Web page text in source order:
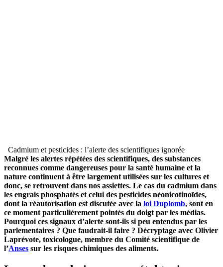
Cadmium et pesticides : l’alerte des scientifiques ignorée
Malgré les alertes répétées des scientifiques, des substances
reconnues comme dangereuses pour la santé humaine et la
nature continuent à être largement utilisées sur les cultures et
donc, se retrouvent dans nos assiettes. Le cas du cadmium dans
les engrais phosphatés et celui des pesticides néonicotinoïdes,
dont la réautorisation est discutée avec la loi Duplomb, sont en
ce moment particulièrement pointés du doigt par les médias.
Pourquoi ces signaux d’alerte sont-ils si peu entendus par les
parlementaires ? Que faudrait-il faire ? Décryptage avec Olivier
Laprévote, toxicologue, membre du Comité scientifique de
l’Anses sur les risques chimiques des aliments.